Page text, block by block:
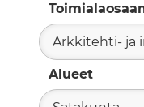
Arkkitehti- ja
Alueet